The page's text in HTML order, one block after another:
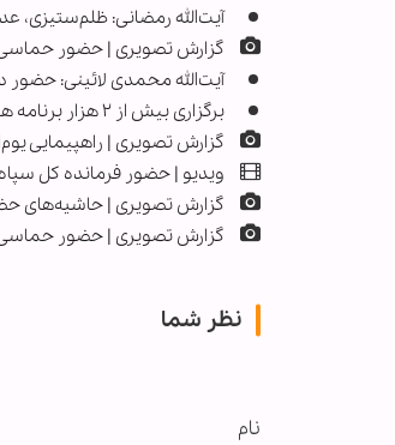
آیت‌الله رمضانی: ظلم‌ستیزی،
گزارش تصویری | حضور حماسی مردم
آیت‌الله محمدی لائینی: حضور در راهپیمایی ۲۲ بهمن یک
برگزاری بیش از ۲ هزار برنامه همزمان با دهه فجر در رشت
گزارش تصویری | راهپیمایی یوم‌الله ۲۲ بهمن در شهر
ویدیو | حضور فرمانده کل سپاه
گزارش تصویری | حاشیه‌های حضور
گزارش تصویری | حضور حماسی مردم
نظر شما
نام